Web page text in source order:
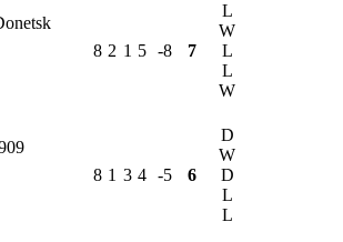
8 2 1 5 -8 7
L
W
L
L
W
8 1 3 4 -5 6
D
W
D
L
L